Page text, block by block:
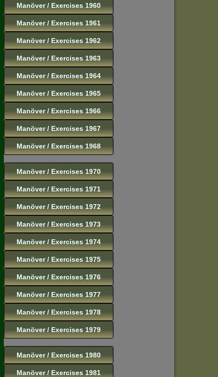
Manöver / Exercises 1960
Manöver / Exercises 1961
Manöver / Exercises 1962
Manöver / Exercises 1963
Manöver / Exercises 1964
Manöver / Exercises 1965
Manöver / Exercises 1966
Manöver / Exercises 1967
Manöver / Exercises 1968
Manöver / Exercises 1970
Manöver / Exercises 1971
Manöver / Exercises 1972
Manöver / Exercises 1973
Manöver / Exercises 1974
Manöver / Exercises 1975
Manöver / Exercises 1976
Manöver / Exercises 1977
Manöver / Exercises 1978
Manöver / Exercises 1979
Manöver / Exercises 1980
Manöver / Exercises 1981